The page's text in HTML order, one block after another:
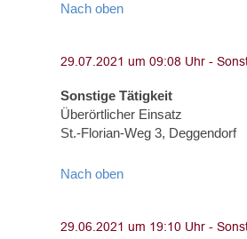
Nach oben
Sonstige Tätigkeit
Überörtlicher Einsatz
St.-Florian-Weg 3, Deggendorf
Nach oben